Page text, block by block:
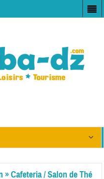
»Cafeteria / Salon de Thé